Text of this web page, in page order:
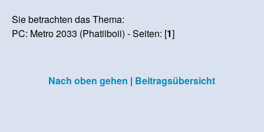
Sie betrachten das Thema:
PC: Metro 2033 (Phatiiboii) - Seiten: [1]
Nach oben gehen | Beitragsübersicht